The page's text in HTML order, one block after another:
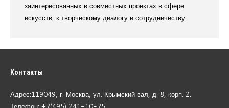
заинтересованных в совместных проектах в сфере
искусств, к творческому диалогу и сотрудничеству.
Контакты
Адрес:119049, г. Москва, ул. Крымский вал, д. 8, корп. 2.